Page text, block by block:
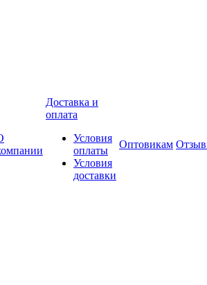
Доставка и
оплата
Условия
оплаты
Условия
доставки
Оптовикам